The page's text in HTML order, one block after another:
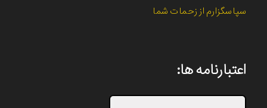
سپاسگزارم از زحمات شما
اعتبارنامه ها: